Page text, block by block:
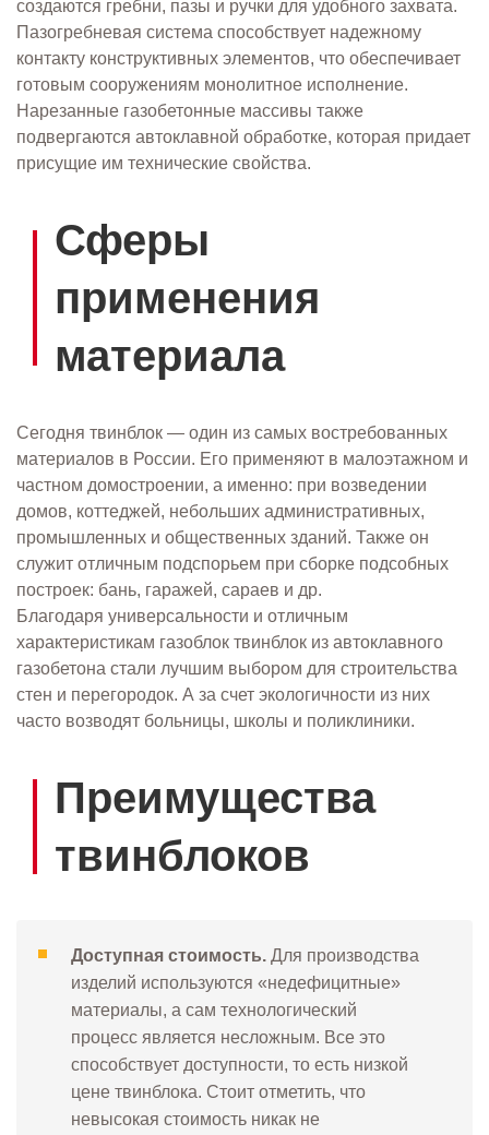
создаются гребни, пазы и ручки для удобного захвата.
Пазогребневая система способствует надежному
контакту конструктивных элементов, что обеспечивает
готовым сооружениям монолитное исполнение.
Нарезанные газобетонные массивы также
подвергаются автоклавной обработке, которая придает
присущие им технические свойства.
Сферы
применения
материала
Сегодня твинблок — один из самых востребованных
материалов в России. Его применяют в малоэтажном и
частном домостроении, а именно: при возведении
домов, коттеджей, небольших административных,
промышленных и общественных зданий. Также он
служит отличным подспорьем при сборке подсобных
построек: бань, гаражей, сараев и др.
Благодаря универсальности и отличным
характеристикам газоблок твинблок из автоклавного
газобетона стали лучшим выбором для строительства
стен и перегородок. А за счет экологичности из них
часто возводят больницы, школы и поликлиники.
Преимущества
твинблоков
Доступная стоимость. Для производства
изделий используются «недефицитные»
материалы, а сам технологический
процесс является несложным. Все это
способствует доступности, то есть низкой
цене твинблока. Стоит отметить, что
невысокая стоимость никак не